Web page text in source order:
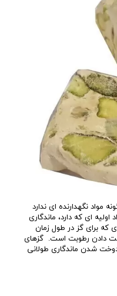
نگهدارنده ای ندارد
ای که دارد، ماندگاری
که برای گز در طول زمان
دادن رطوبت است. گزهای
شدن ماندگاری طولانی